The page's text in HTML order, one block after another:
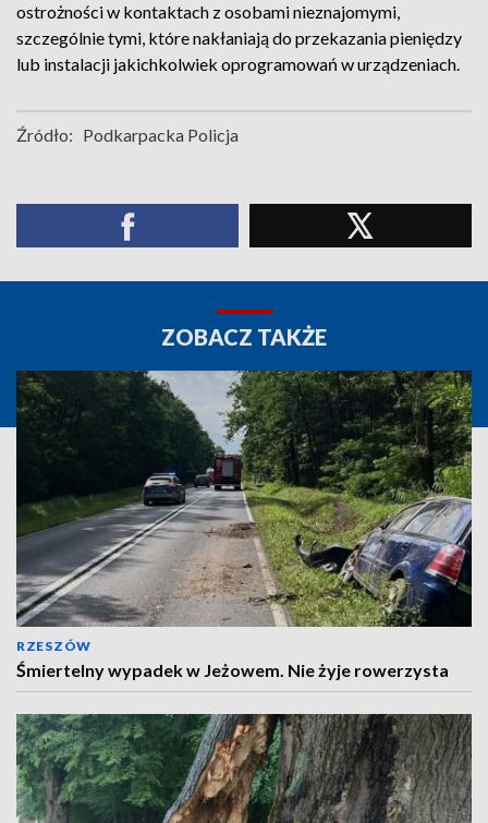
ostrożności w kontaktach z osobami nieznajomymi,
szczególnie tymi, które nakłaniają do przekazania pieniędzy
lub instalacji jakichkolwiek oprogramowań w urządzeniach.
Źródło: Podkarpacka Policja
ZOBACZ TAKŻE
RZESZÓW
Śmiertelny wypadek w Jeżowem. Nie żyje rowerzysta